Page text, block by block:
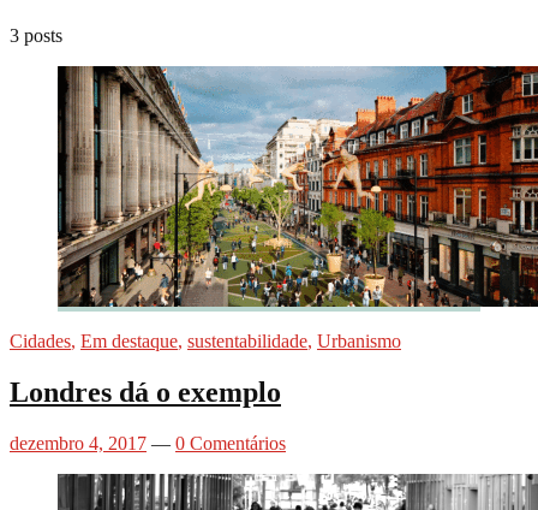
3 posts
Cidades, Em destaque, sustentabilidade, Urbanismo
Londres dá o exemplo
dezembro 4, 2017 — 0 Comentários